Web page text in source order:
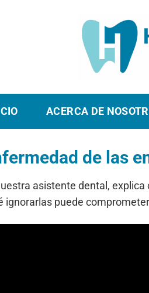
ACERCA DE
de las
asistente dental,
ignorarlas puede